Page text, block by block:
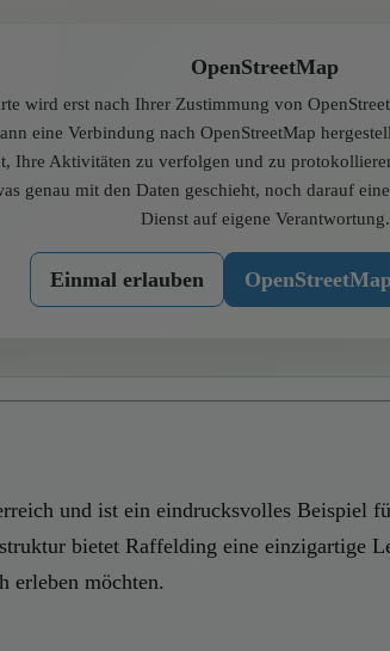
OpenStreetMap
wird erst nach Ihrer Zustimmung von
eine Verbindung nach OpenStreetMap
Ihre Aktivitäten zu verfolgen und zu
genau mit den Daten geschieht, noch darauf
Dienst auf eigene Verantwortung.
Einmal erlauben
und ist ein eindrucksvolles Beispiel
bietet Raffelding eine einzigartige
erleben möchten.